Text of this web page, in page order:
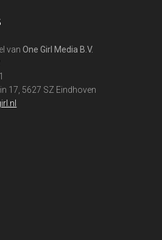
vanOne Girl Media B.V.
17, 5627 SZ Eindhoven